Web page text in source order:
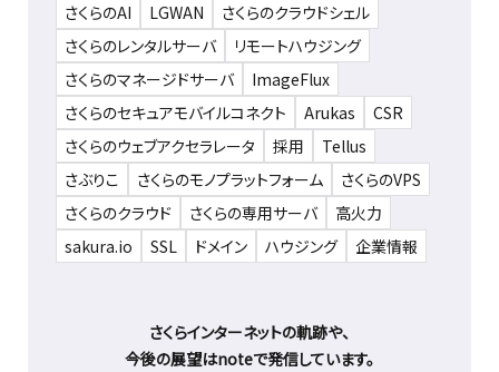
さくらのAI
LGWAN
さくらのクラウドシェル
さくらのレンタルサーバ
リモートハウジング
さくらのマネージドサーバ
ImageFlux
さくらのセキュアモバイルコネクト
Arukas
CSR
さくらのウェブアクセラレータ
採用
Tellus
さぶりこ
さくらのモノプラットフォーム
さくらのVPS
さくらのクラウド
さくらの専用サーバ
高火力
sakura.io
SSL ドメイン ハウジング 企業情報
さくらインターネットの軌跡や、
今後の展望はnoteで発信しています。